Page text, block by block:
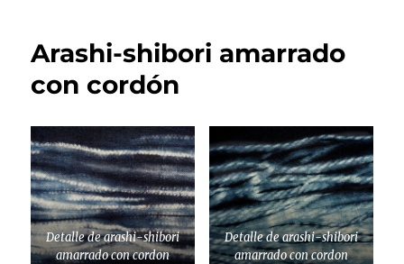
Arashi-shibori amarrado
con cordón
Detalle de arashi-shibori
amarrado con cordon
Detalle de arashi-shibori
amarrado con cordon